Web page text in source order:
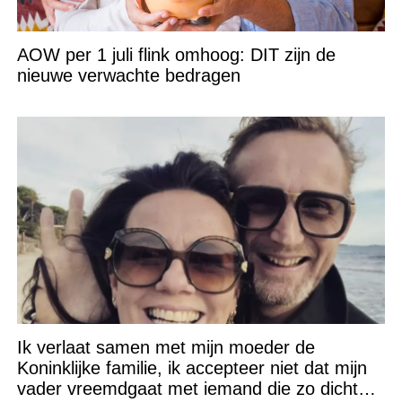
AOW per 1 juli flink omhoog: DIT zijn de
nieuwe verwachte bedragen
Ik verlaat samen met mijn moeder de
Koninklijke familie, ik accepteer niet dat mijn
vader vreemdgaat met iemand die zo dichtbij